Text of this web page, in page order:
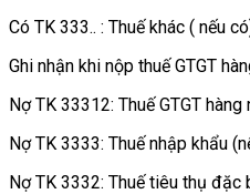
Có TK 333.. : Thuế khác ( nếu
Ghi nhận khi nộp thuế GTGT
Nợ TK 33312: Thuế GTGT hàng
Nợ TK 3333: Thuế nhập khẩu
Nợ TK 3332: Thuế tiêu thụ đặc